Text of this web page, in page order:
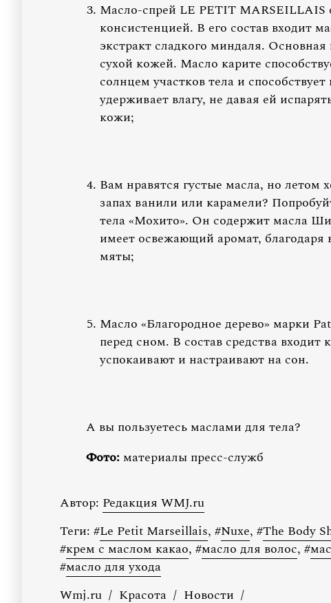
Масло-спрей LE PETIT
консистенцией. В его состав входит
экстракт сладкого миндаля. Основная
сухой кожей. Масло карите
солнцем участков тела и
удерживает влагу, не давая ей
кожи;
Вам нравятся густые масла, но летом
запах ванили или карамели?
тела «Мохито». Он содержит масла
имеет освежающий аромат, благодаря
мяты;
Масло «Благородное дерево» марки
перед сном. В состав средства входит
успокаивают и настраивают на сон.
А вы пользуетесь маслами для тела?
Фото:материалы пресс-служб
Автор: Редакция WMJ.ru
Теги: #Le Petit Marseillais, #Nuxe, #The Body
#крем с маслом какао, #масло для волос, #
#масло для ухода
Wmj.ru / Красота / Новости /